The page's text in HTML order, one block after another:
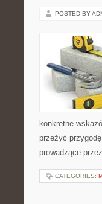
POSTED BY
konkretne
przeżyć
prowadzące
CATEGORIES: